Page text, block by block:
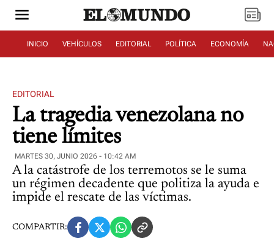
INICIO VEHÍCULOS EDITORIAL POLÍTICA ECONOMÍA
EDITORIAL
La tragedia venezolana no
tiene límites
MARTES 30, JUNIO 2026 - 10:42 AM
A la catástrofe de los terremotos se le suma
un régimen decadente que politiza la ayuda e
impide el rescate de las víctimas.
COMPARTIR: